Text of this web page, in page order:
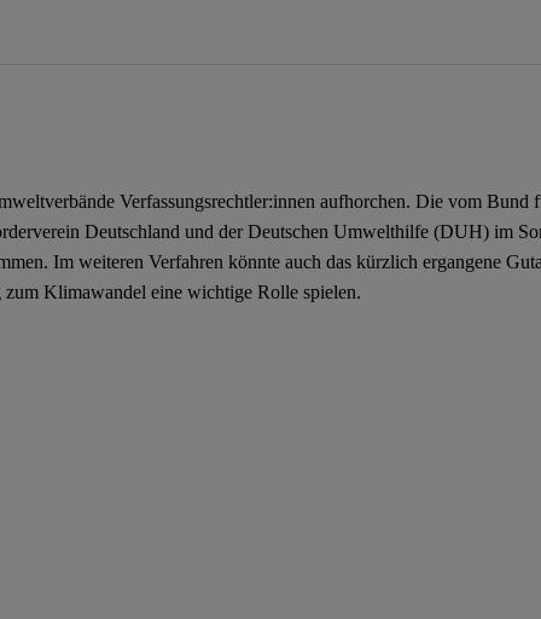
Verfassungsrechtler:innen aufhorchen. Die vom
Deutschland und der Deutschen Umwelthilfe (DUH) im
Im weiteren Verfahren könnte auch das kürzlich ergangene
Klimawandel eine wichtige Rolle spielen.